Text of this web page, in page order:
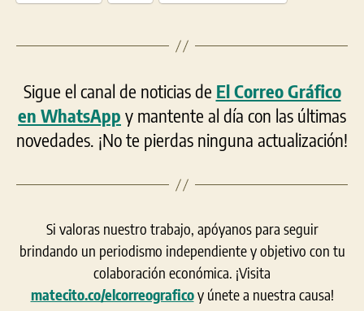
Sigue el canal de noticias de El Correo Gráfico
en WhatsApp y mantente al día con las últimas
novedades. ¡No te pierdas ninguna actualización!
Si valoras nuestro trabajo, apóyanos para seguir
brindando un periodismo independiente y objetivo con tu
colaboración económica. ¡Visita
matecito.co/elcorreograficoy únete a nuestra causa!